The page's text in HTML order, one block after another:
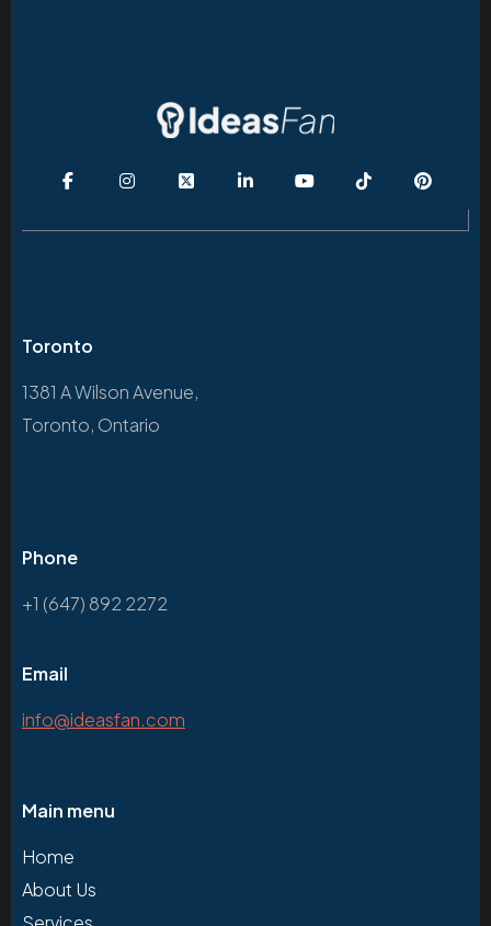
Toronto
1381 A Wilson Avenue,
Toronto, Ontario
Phone
+1 (647) 892 2272
Email
info@ideasfan.com
Main menu
Home
About Us